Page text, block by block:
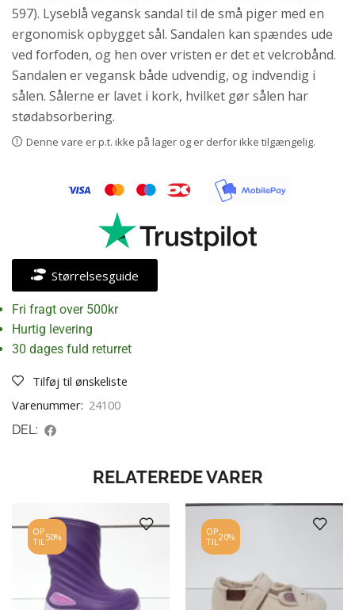
597). Lyseblå vegansk sandal til de små piger med en
ergonomisk opbygget sål. Sandalen kan spændes ude
ved forfoden, og hen over vristen er det et velcrobånd.
Sandalen er vegansk både udvendig, og indvendig i
sålen. Sålerne er lavet i kork, hvilket gør sålen har
stødabsorbering.
Denne vare er p.t. ikke på lager og er derfor ikke tilgængelig.
Størrelsesguide
Fri fragt over 500kr
Hurtig levering
30 dages fuld returret
Tilføj til ønskeliste
Varenummer: 24100
DEL:
RELATEREDE VARER
OP
TIL50%
OP
TIL20%